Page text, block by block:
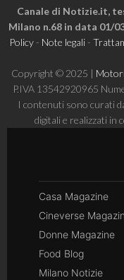
Canale di Notizie.it,
Milano n.68 in data 01/
Policy- Note legali-
Copyright © 2025 |
P.IVA 13542920965
I contenuti sono curati
digitali e realizzati in
Casa Magazine
Cineverse
Donne Magazine
Food Blog
Milano Notizie